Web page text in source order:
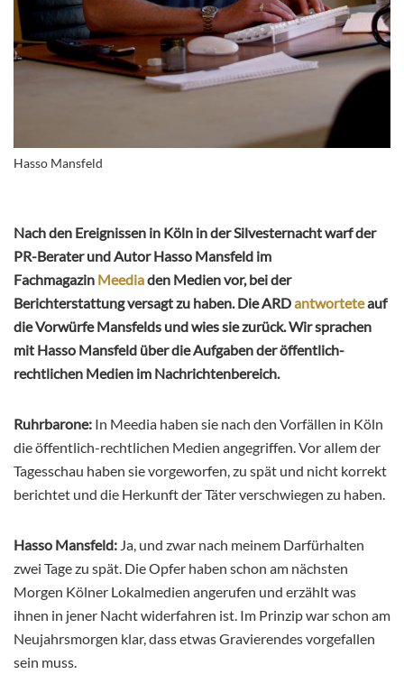
Hasso Mansfeld
Nach den Ereignissen in Köln in der Silvesternacht warf der
PR-Berater und Autor Hasso Mansfeld im
Fachmagazin Meediaden Medien vor, bei der
Berichterstattung versagt zu haben. Die ARDantworteteauf
die Vorwürfe Mansfelds und wies sie zurück. Wir sprachen
mit Hasso Mansfeld über die Aufgaben der öffentlich-
rechtlichen Medien im Nachrichtenbereich.
Ruhrbarone: In Meedia haben sie nach den Vorfällen in Köln
die öffentlich-rechtlichen Medien angegriffen. Vor allem der
Tagesschau haben sie vorgeworfen, zu spät und nicht korrekt
berichtet und die Herkunft der Täter verschwiegen zu haben.
Hasso Mansfeld: Ja, und zwar nach meinem Darfürhalten
zwei Tage zu spät. Die Opfer haben schon am nächsten
Morgen Kölner Lokalmedien angerufen und erzählt was
ihnen in jener Nacht widerfahren ist. Im Prinzip war schon am
Neujahrsmorgen klar, dass etwas Gravierendes vorgefallen
sein muss.